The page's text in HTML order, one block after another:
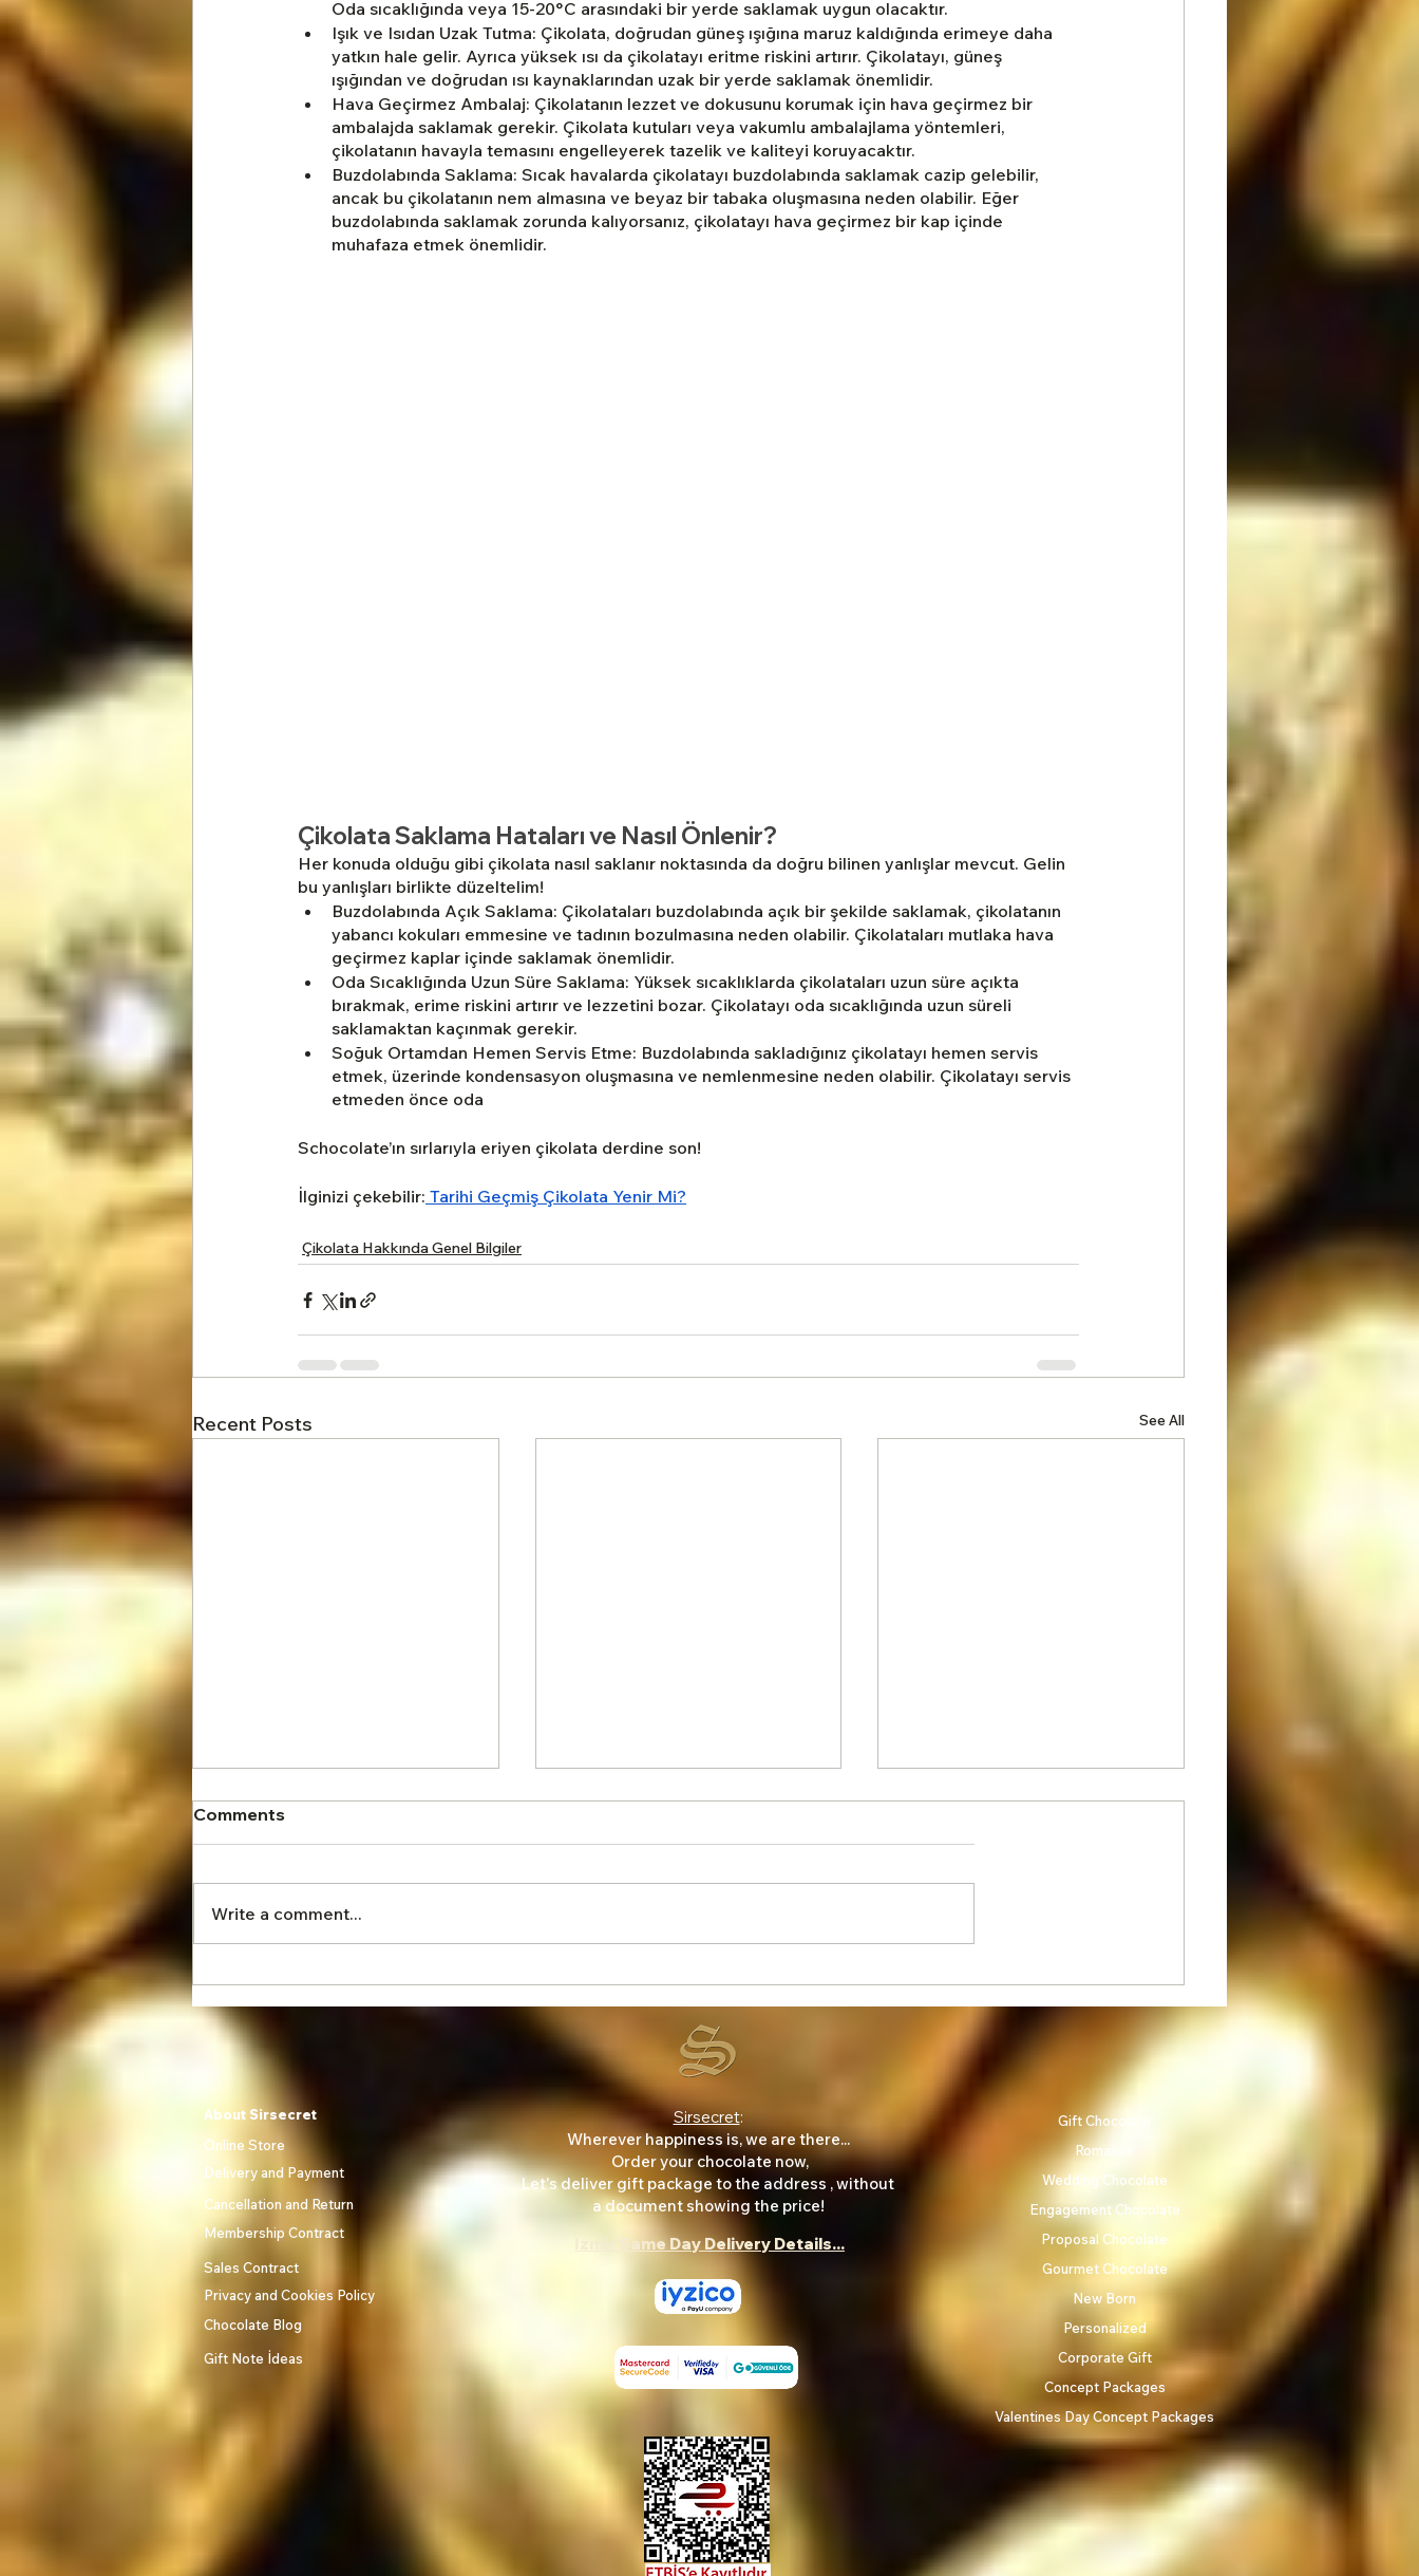
Oda sıcaklığında veya 15-20°C arasındaki bir yerde saklamak uygun olacaktır.
Işık ve Isıdan Uzak Tutma: Çikolata, doğrudan güneş ışığına maruz kaldığında erimeye daha
yatkın hale gelir. Ayrıca yüksek ısı da çikolatayı eritme riskini artırır. Çikolatayı, güneş
ışığından ve doğrudan ısı kaynaklarından uzak bir yerde saklamak önemlidir.
Hava Geçirmez Ambalaj: Çikolatanın lezzet ve dokusunu korumak için hava geçirmez bir
ambalajda saklamak gerekir. Çikolata kutuları veya vakumlu ambalajlama yöntemleri,
çikolatanın havayla temasını engelleyerek tazelik ve kaliteyi koruyacaktır.
Buzdolabında Saklama: Sıcak havalarda çikolatayı buzdolabında saklamak cazip gelebilir,
ancak bu çikolatanın nem almasına ve beyaz bir tabaka oluşmasına neden olabilir. Eğer
buzdolabında saklamak zorunda kalıyorsanız, çikolatayı hava geçirmez bir kap içinde
muhafaza etmek önemlidir.
Çikolata Saklama Hataları ve Nasıl Önlenir?
Her konuda olduğu gibi çikolata nasıl saklanır noktasında da doğru bilinen yanlışlar mevcut. Gelin
bu yanlışları birlikte düzeltelim!
Buzdolabında Açık Saklama: Çikolataları buzdolabında açık bir şekilde saklamak, çikolatanın
yabancı kokuları emmesine ve tadının bozulmasına neden olabilir. Çikolataları mutlaka hava
geçirmez kaplar içinde saklamak önemlidir.
Oda Sıcaklığında Uzun Süre Saklama: Yüksek sıcaklıklarda çikolataları uzun süre açıkta
bırakmak, erime riskini artırır ve lezzetini bozar. Çikolatayı oda sıcaklığında uzun süreli
saklamaktan kaçınmak gerekir.
Soğuk Ortamdan Hemen Servis Etme: Buzdolabında sakladığınız çikolatayı hemen servis
etmek, üzerinde kondensasyon oluşmasına ve nemlenmesine neden olabilir. Çikolatayı servis
etmeden önce oda
Schocolate’ın sırlarıyla eriyen çikolata derdine son!
İlginizi çekebilir: Tarihi Geçmiş Çikolata Yenir Mi?
Çikolata Hakkında Genel Bilgiler
Recent Posts See All
Çikolata Nasıl Tadılır?
Yenir Mi?
Çeşitleri
Comments
Write a comment...
About Sirsecret
Online Store
Delivery and Payment
Cancellation and Return
Membership Contract
Sales Contract
Privacy and Cookies Policy
Chocolate Blog
Gift Note İdeas
Sirsecret:
Wherever happiness is, we are there...
Order your chocolate now,
Let's deliver gift package to the address , without
a document showing the price!
Izmir Same Day Delivery Details...
Gift Chocolate
Romance
Wedding Chocolate
Engagement Chocolate
Proposal Chocolate
Gourmet Chocolate
New Born
Personalized
Corporate Gift
Concept Packages
Valentines Day Concept Packages